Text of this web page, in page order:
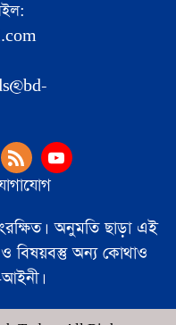
অনুমতি ছাড়া এই
বিষয়বস্তু অন্য কোথাও